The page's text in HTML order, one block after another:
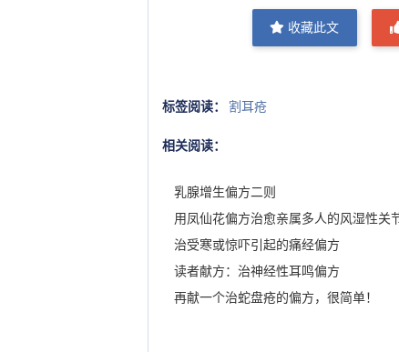
收藏此文
标签阅读： 割耳疮
相关阅读：
乳腺增生偏方二则
用凤仙花偏方治愈亲属多人的风湿性关
治受寒或惊吓引起的痛经偏方
读者献方：治神经性耳鸣偏方
再献一个治蛇盘疮的偏方，很简单！